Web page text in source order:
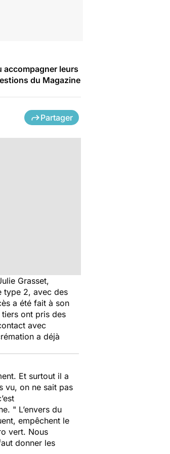
accompagner leurs
du Magazine
Partager
Grasset,
type 2, avec des
a été fait à son
ont pris des
avec
a déjà
Et surtout il a
vu, on ne sait pas
" L’envers du
empêchent le
vert. Nous
donner les